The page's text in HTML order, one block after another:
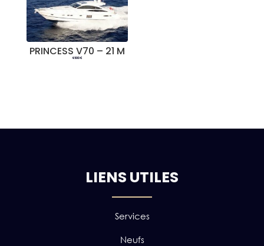
PRINCESS V70 – 21 M
4.500€
LIENS UTILES
Services
Neufs